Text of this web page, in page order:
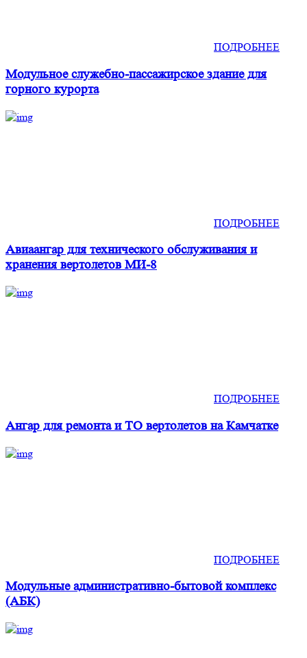
ПОДРОБНЕЕ
Модульное служебно-пассажирское здание для
горного курорта
ПОДРОБНЕЕ
Авиаангар для технического обслуживания и
хранения вертолетов МИ-8
ПОДРОБНЕЕ
Ангар для ремонта и ТО вертолетов на Камчатке
ПОДРОБНЕЕ
Модульные административно-бытовой комплекс
(АБК)